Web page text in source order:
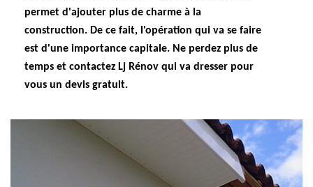
permet d'ajouter plus de charme à la
construction. De ce fait, l'opération qui va se faire
est d'une importance capitale. Ne perdez plus de
temps et contactez Lj Rénov qui va dresser pour
vous un devis gratuit.